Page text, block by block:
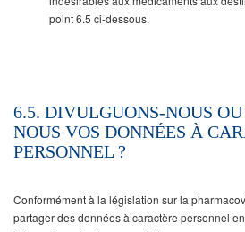
point 6.5 ci-dessous.
6.5. DIVULGUONS-NOUS
NOUS VOS DONNÉES À
PERSONNEL ?
Conformément à la législation sur la
partager des données à caractère personnel